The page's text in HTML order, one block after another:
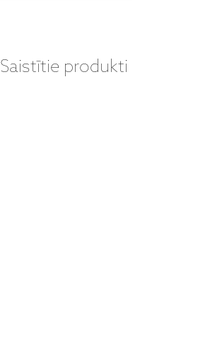
Saistītie produkti